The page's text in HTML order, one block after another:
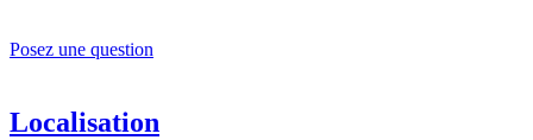
Posez une question
Localisation